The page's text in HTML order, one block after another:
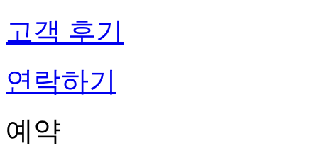
고객 후기
연락하기
예약